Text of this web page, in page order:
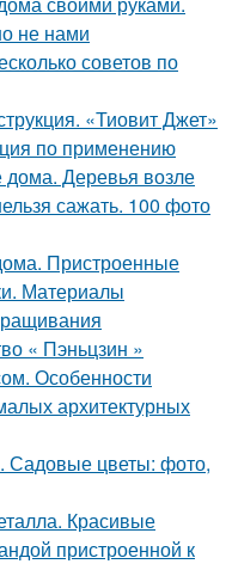
не нами
советов по
«Тиовит Джет»
по применению
дома. Деревья возле
сажать. 100 фото
Пристроенные
Материалы
« Пэньцзин »
Особенности
архитектурных
Садовые цветы: фото,
Красивые
пристроенной к